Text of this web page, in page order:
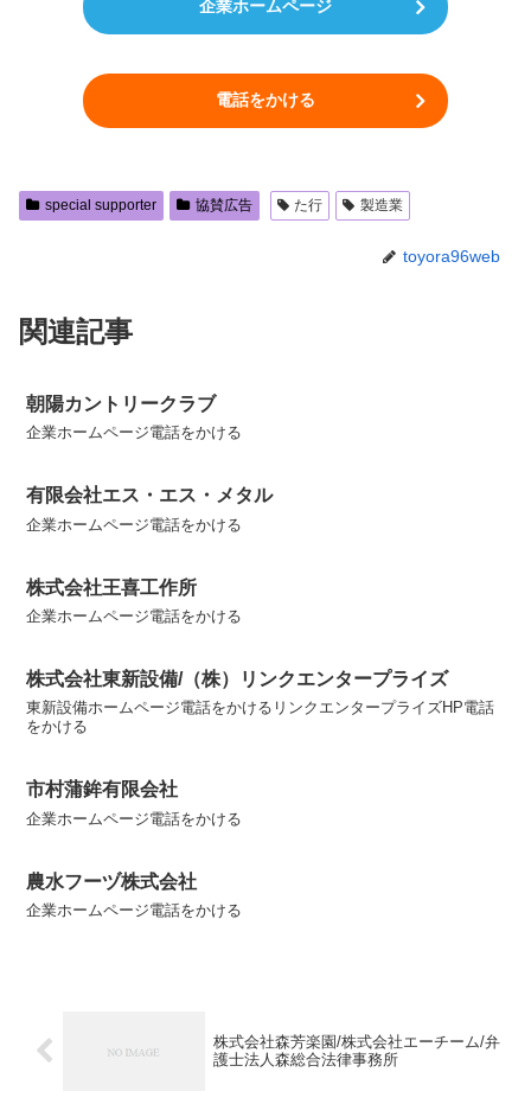
企業ホームページ
電話をかける
special supporter 協賛広告 た行 製造業
toyora96web
関連記事
朝陽カントリークラブ
企業ホームページ電話をかける
有限会社エス・エス・メタル
企業ホームページ電話をかける
株式会社王喜工作所
企業ホームページ電話をかける
株式会社東新設備/（株）リンクエンタープライズ
東新設備ホームページ電話をかけるリンクエンタープライズHP電話
をかける
市村蒲鉾有限会社
企業ホームページ電話をかける
農水フーヅ株式会社
企業ホームページ電話をかける
株式会社森芳楽園/株式会社エーチーム/弁
護士法人森総合法律事務所